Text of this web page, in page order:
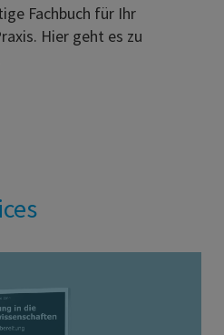
Fachbuch für Ihr
Hier geht es zu